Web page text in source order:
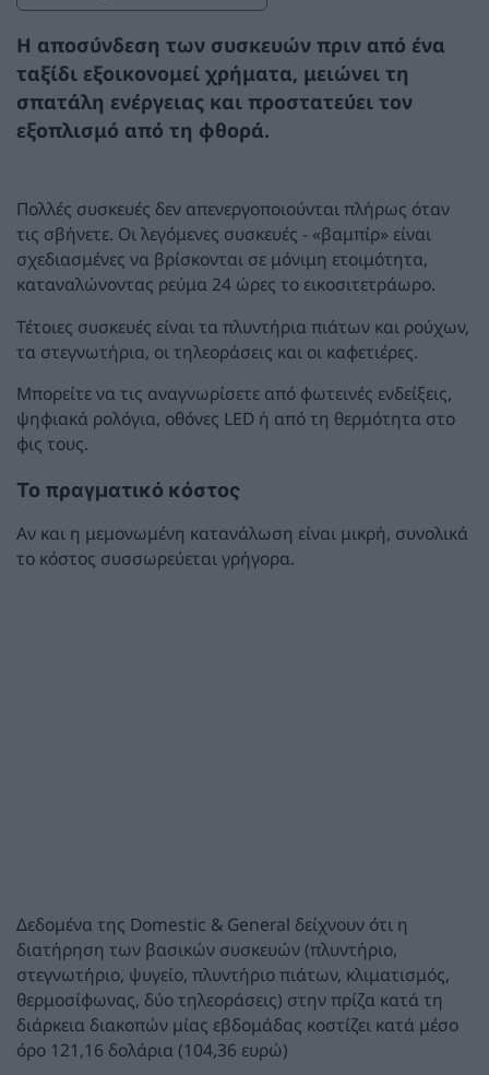
Η αποσύνδεση των συσκευών πριν από ένα
ταξίδι εξοικονομεί χρήματα, μειώνει τη
σπατάλη ενέργειας και προστατεύει τον
εξοπλισμό από τη φθορά.
Πολλές συσκευές δεν απενεργοποιούνται πλήρως όταν
τις σβήνετε. Οι λεγόμενες συσκευές - «βαμπίρ» είναι
σχεδιασμένες να βρίσκονται σε μόνιμη ετοιμότητα,
καταναλώνοντας ρεύμα 24 ώρες το εικοσιτετράωρο.
Τέτοιες συσκευές είναι τα πλυντήρια πιάτων και ρούχων,
τα στεγνωτήρια, οι τηλεοράσεις και οι καφετιέρες.
Μπορείτε να τις αναγνωρίσετε από φωτεινές ενδείξεις,
ψηφιακά ρολόγια, οθόνες LED ή από τη θερμότητα στο
φις τους.
Το πραγματικό κόστος
Αν και η μεμονωμένη κατανάλωση είναι μικρή, συνολικά
το κόστος συσσωρεύεται γρήγορα.
Δεδομένα της Domestic & General δείχνουν ότι η
διατήρηση των βασικών συσκευών (πλυντήριο,
στεγνωτήριο, ψυγείο, πλυντήριο πιάτων, κλιματισμός,
θερμοσίφωνας, δύο τηλεοράσεις) στην πρίζα κατά τη
διάρκεια διακοπών μίας εβδομάδας κοστίζει κατά μέσο
όρο 121,16 δολάρια (104,36 ευρώ)